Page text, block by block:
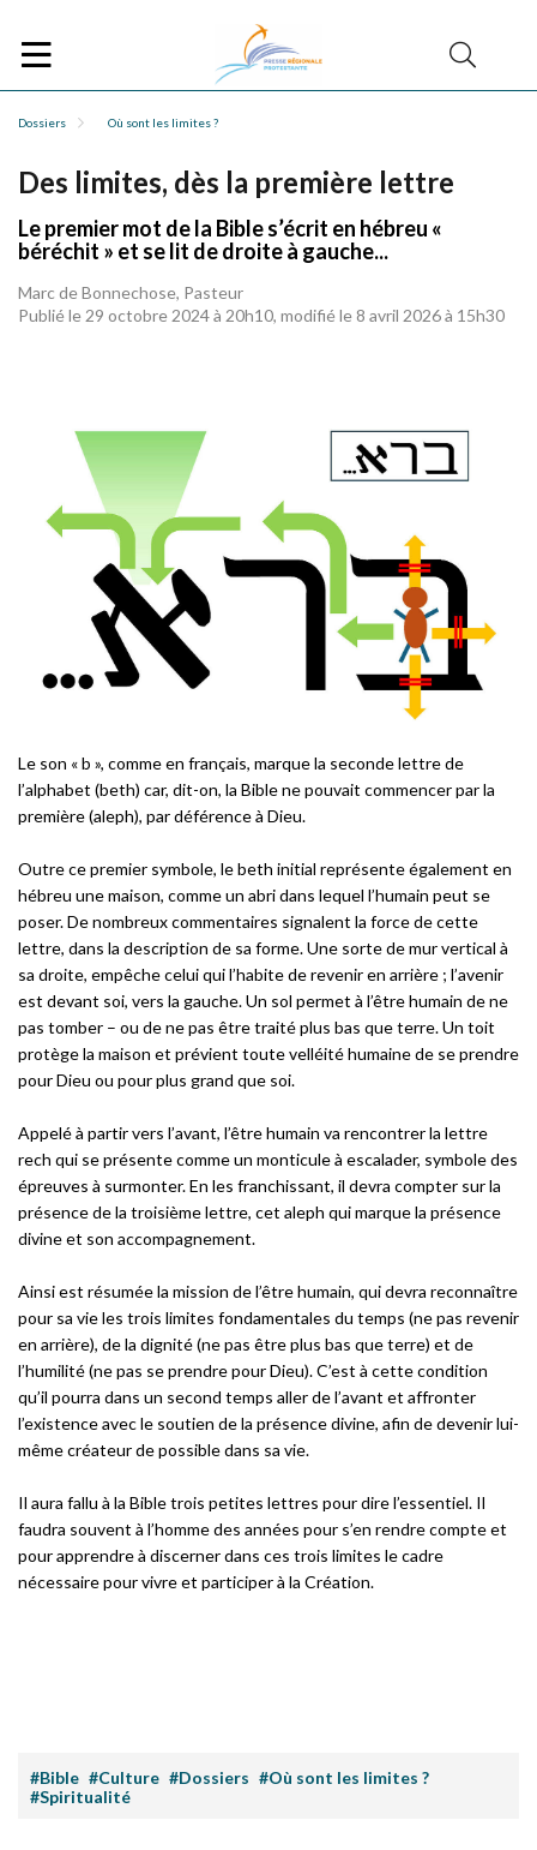
Dossiers Où sont les limites ?
Des limites, dès la première lettre
Le premier mot de la Bible s’écrit en hébreu «
béréchit » et se lit de droite à gauche...
Marc de Bonnechose, Pasteur
Publié le 29 octobre 2024 à 20h10, modifié le 8 avril 2026 à 15h30
Le son « b », comme en français, marque la seconde lettre de
l’alphabet (beth) car, dit-on, la Bible ne pouvait commencer par la
première (aleph), par déférence à Dieu.
Outre ce premier symbole, le beth initial représente également en
hébreu une maison, comme un abri dans lequel l’humain peut se
poser. De nombreux commentaires signalent la force de cette
lettre, dans la description de sa forme. Une sorte de mur vertical à
sa droite, empêche celui qui l’habite de revenir en arrière ; l’avenir
est devant soi, vers la gauche. Un sol permet à l’être humain de ne
pas tomber – ou de ne pas être traité plus bas que terre. Un toit
protège la maison et prévient toute velléité humaine de se prendre
pour Dieu ou pour plus grand que soi.
Appelé à partir vers l’avant, l’être humain va rencontrer la lettre
rech qui se présente comme un monticule à escalader, symbole des
épreuves à surmonter. En les franchissant, il devra compter sur la
présence de la troisième lettre, cet aleph qui marque la présence
divine et son accompagnement.
Ainsi est résumée la mission de l’être humain, qui devra reconnaître
pour sa vie les trois limites fondamentales du temps (ne pas revenir
en arrière), de la dignité (ne pas être plus bas que terre) et de
l’humilité (ne pas se prendre pour Dieu). C’est à cette condition
qu’il pourra dans un second temps aller de l’avant et affronter
l’existence avec le soutien de la présence divine, afin de devenir lui-
même créateur de possible dans sa vie.
Il aura fallu à la Bible trois petites lettres pour dire l’essentiel. Il
faudra souvent à l’homme des années pour s’en rendre compte et
pour apprendre à discerner dans ces trois limites le cadre
nécessaire pour vivre et participer à la Création.
#Bible #Culture #Dossiers #Où sont les limites ?
#Spiritualité